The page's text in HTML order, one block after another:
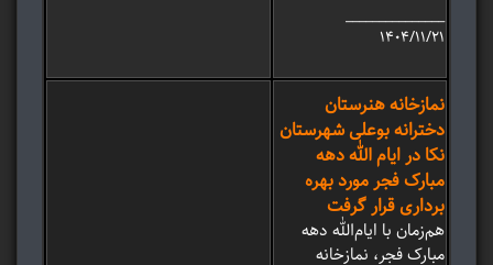
_______________
۱۴۰۴/۱۱/۲۱
نمازخانه هنرستان
دخترانه بوعلی شهرستان
نکا در ایام الله دهه
مبارک فجر مورد بهره
برداری قرار گرفت
هم‌زمان با ایام‌الله دهه
مبارک فجر، نمازخانه